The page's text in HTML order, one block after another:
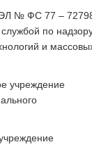
ЭЛ № ФС 77 –
по
и
учреждение